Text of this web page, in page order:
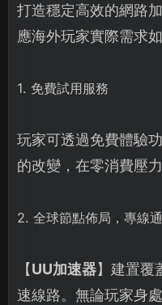
打造穩定高效的網路
應海外玩家實際需求如
1. 免費試用服務
玩家可透過免費體驗
的改變，在零消費壓
2. 全球節點佈局，專線
【UU加速器】建置覆
速線路。無論玩家身